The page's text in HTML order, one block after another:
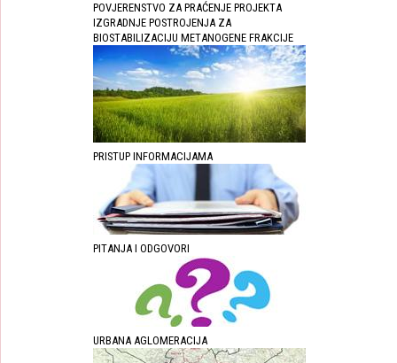
POVJERENSTVO ZA PRAĆENJE PROJEKTA
IZGRADNJE POSTROJENJA ZA
BIOSTABILIZACIJU METANOGENE FRAKCIJE
PRISTUP INFORMACIJAMA
PITANJA I ODGOVORI
URBANA AGLOMERACIJA